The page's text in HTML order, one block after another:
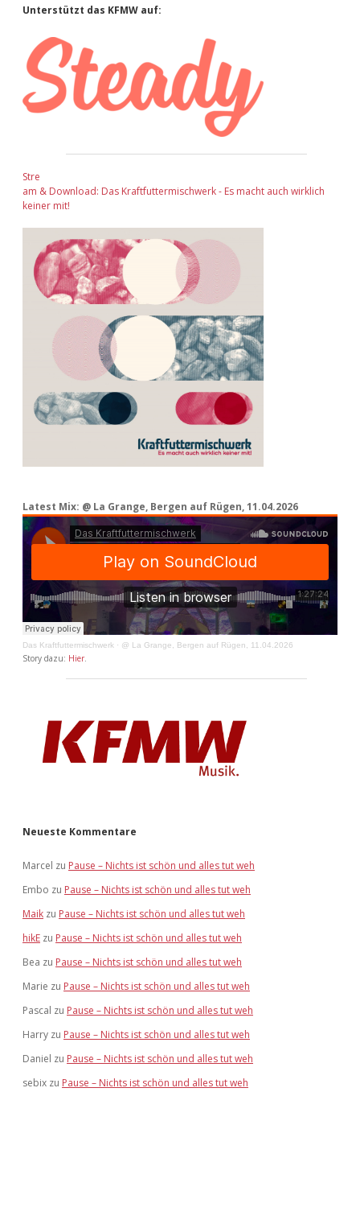
Sidebar
Unterstützt das KFMW auf:
Stre
am & Download: Das Kraftfuttermischwerk - Es macht auch wirklich
keiner mit!
Latest Mix: @ La Grange, Bergen auf Rügen, 11.04.2026
Das Kraftfuttermischwerk · @ La Grange, Bergen auf Rügen, 11.04.2026
Story dazu: Hier.
Neueste Kommentare
Marcel zu Pause – Nichts ist schön und alles tut weh
Embo zu Pause – Nichts ist schön und alles tut weh
Maik zu Pause – Nichts ist schön und alles tut weh
hikE zu Pause – Nichts ist schön und alles tut weh
Bea zu Pause – Nichts ist schön und alles tut weh
Marie zu Pause – Nichts ist schön und alles tut weh
Pascal zu Pause – Nichts ist schön und alles tut weh
Harry zu Pause – Nichts ist schön und alles tut weh
Daniel zu Pause – Nichts ist schön und alles tut weh
sebix zu Pause – Nichts ist schön und alles tut weh